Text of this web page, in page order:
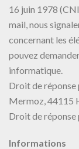
16 juin 1978
mail, nous
concernant les
pouvez
informatique.
Droit de réponse
Mermoz, 44115
Droit de réponse
Informations